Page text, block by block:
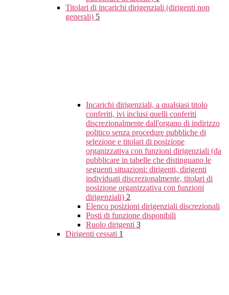
Titolari di incarichi dirigenziali (dirigenti non
generali) 5
Incarichi dirigenziali, a qualsiasi titolo
conferiti, ivi inclusi quelli conferiti
discrezionalmente dall'organo di indirizzo
politico senza procedure pubbliche di
selezione e titolari di posizione
organizzativa con funzioni dirigenziali (da
pubblicare in tabelle che distinguano le
seguenti situazioni: dirigenti, dirigenti
individuati discrezionalmente, titolari di
posizione organizzativa con funzioni
dirigenziali) 2
Elenco posizioni dirigenziali discrezionali
Posti di funzione disponibili
Ruolo dirigenti 3
Dirigenti cessati 1